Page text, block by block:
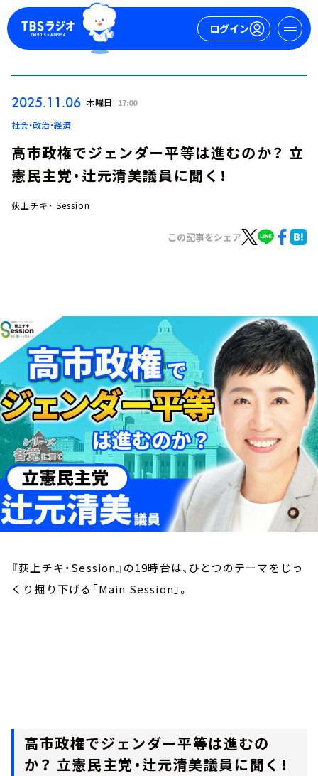
ログイン
お知らせ
イベント・グッズ
YouTube
会社情報
2025.11.06 木曜日 17:00
社会・政治・経済
高市政権でジェンダー平等は進むのか？ 立
憲民主党・辻元清美議員に聞く！
荻上チキ・ Session
この記事をシェア
『荻上チキ・Session』の19時台は、ひとつのテーマをじっ
くり掘り下げる「Main Session」。
高市政権でジェンダー平等は進むの
か？ 立憲民主党・辻元清美議員に聞く！